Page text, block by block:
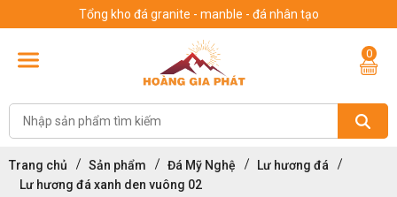
Tổng kho đá granite - manble - đá nhân tạo
0
Trang chủ Sản phẩm Đá Mỹ Nghệ
Lư hương đá
Lư hương đá xanh den vuông 02